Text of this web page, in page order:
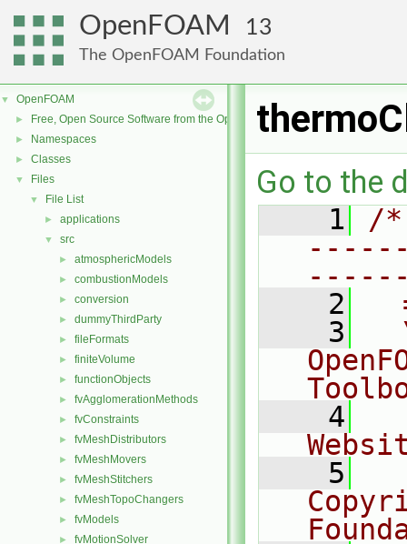
OpenFOAM 13
The OpenFOAM Foundation
▼ OpenFOAM
► Free, Open Source Software from the OpenFOAM Foundation
► Namespaces
► Classes
▼ Files
▼ File List
► applications
▼ src
► atmosphericModels
► combustionModels
► conversion
► dummyThirdParty
► fileFormats
► finiteVolume
► functionObjects
► fvAgglomerationMethods
► fvConstraints
► fvMeshDistributors
► fvMeshMovers
► fvMeshStitchers
► fvMeshTopoChangers
► fvModels
► fvMotionSolver
Go to the
    1
/
    2
    3
    4
    5